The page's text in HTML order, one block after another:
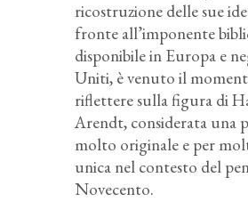
ricostruzione delle sue
fronte all’imponente
disponibile in Europa e
Uniti, è venuto il
riflettere sulla figura di
Arendt, considerata una
molto originale e per
unica nel contesto del
Novecento.